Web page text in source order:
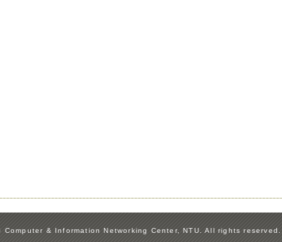
& Information Networking Center, NTU. All rights reserved.